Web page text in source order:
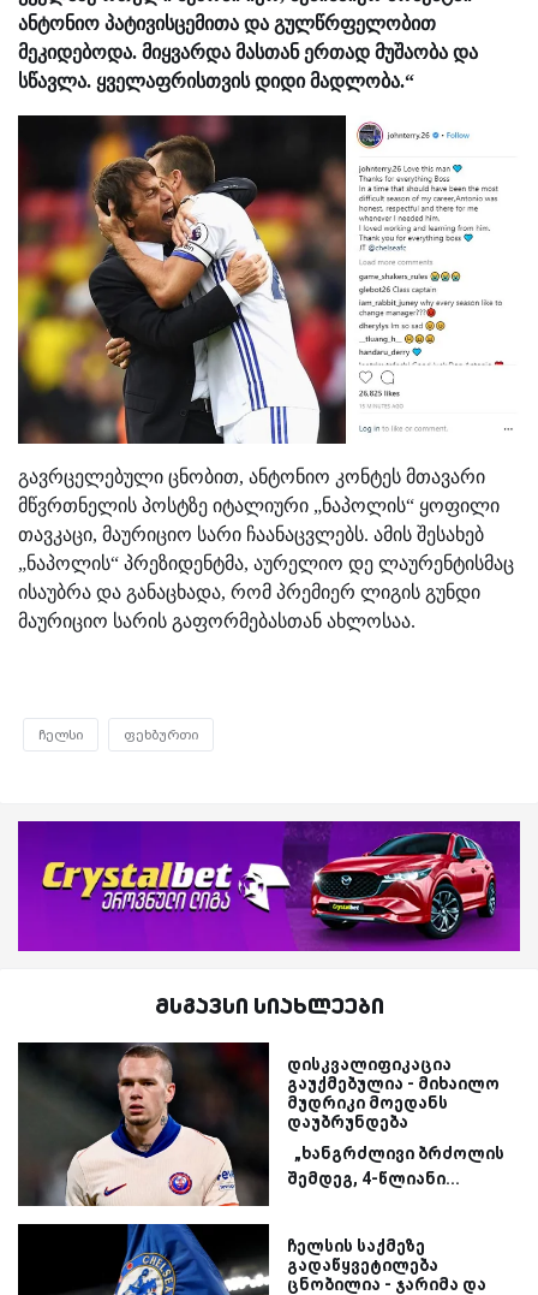
ანტონიო პატივისცემითა და გულწრფელობით
მეკიდებოდა. მიყვარდა მასთან ერთად მუშაობა და
სწავლა. ყველაფრისთვის დიდი მადლობა.“
გავრცელებული ცნობით, ანტონიო კონტეს მთავარი
მწვრთნელის პოსტზე იტალიური „ნაპოლის“ ყოფილი
თავკაცი, მაურიციო სარი ჩაანაცვლებს. ამის შესახებ
„ნაპოლის“ პრეზიდენტმა, აურელიო დე ლაურენტისმაც
ისაუბრა და განაცხადა, რომ პრემიერ ლიგის გუნდი
მაურიციო სარის გაფორმებასთან ახლოსაა.
ჩელსი ფეხბურთი
მსგავსი სიახლეები
დისკვალიფიკაცია
გაუქმებულია - მიხაილო
მუდრიკი მოედანს
დაუბრუნდება
„ხანგრძლივი ბრძოლის
შემდეგ, 4-წლიანი...
ჩელსის საქმეზე
გადაწყვეტილება
ცნობილია - ჯარიმა და